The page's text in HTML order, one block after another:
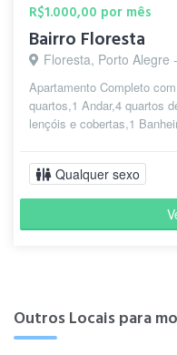
R$1.000,00 por mês
Bairro Floresta
Floresta, Porto Alegre
Apartamento Completo
quartos,1 Andar,4 quartos
lençóis e cobertas,1
Qualquer sexo
Outros Locais para